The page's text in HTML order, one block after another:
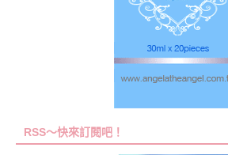
RSS～快來訂閱吧！